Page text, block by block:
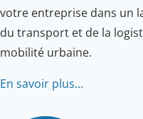
votre entreprise dans un
du transport et de la
mobilité urbaine.
En savoir plus...